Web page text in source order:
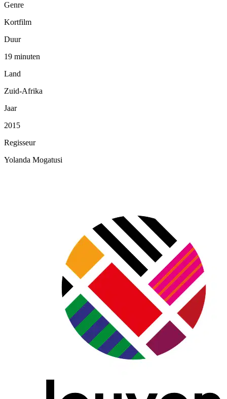
Genre
Kortfilm
Duur
19 minuten
Land
Zuid-Afrika
Jaar
2015
Regisseur
Yolanda Mogatusi